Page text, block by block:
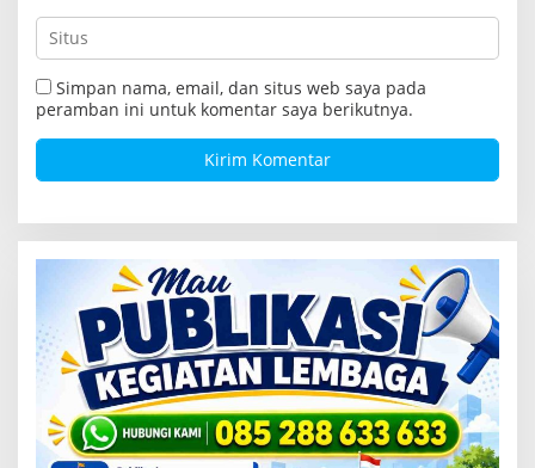
Simpan nama, email, dan situs web saya pada
peramban ini untuk komentar saya berikutnya.